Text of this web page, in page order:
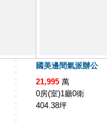
國美邊間氣派辦公
21,995 萬
0房(室)1廳0衛
404.38坪